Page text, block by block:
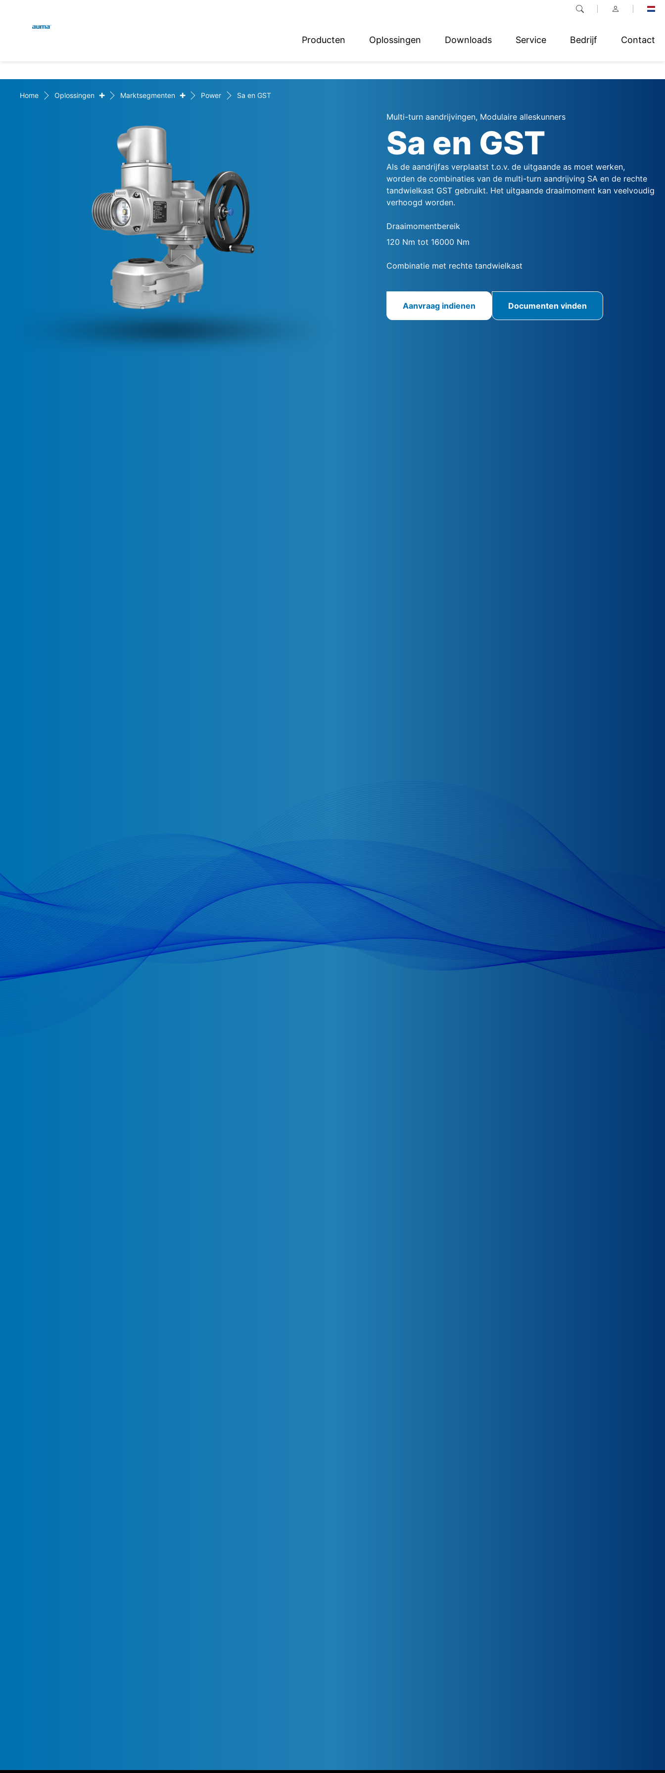
Producten Oplossingen Downloads Service Bedrijf Contact
Europa
Azië en Stille Oceaan
Noord-Amerika
Deutsch
Home Oplossingen + Marktsegmenten + Power Sa en GST
Multi-turn aandrijvingen, Modulaire alleskunners
Sa en GST
Als de aandrijfas verplaatst t.o.v. de uitgaande as moet werken,
worden de combinaties van de multi-turn aandrijving SA en de rechte
tandwielkast GST gebruikt. Het uitgaande draaimoment kan veelvoudig
verhoogd worden.
Draaimomentbereik
120 Nm tot 16000 Nm
Combinatie met rechte tandwielkast
Aanvraag indienen Documenten vinden